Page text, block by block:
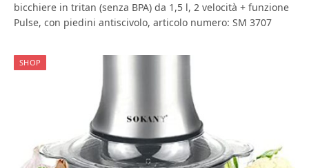
bicchiere in tritan (senza BPA) da 1,5 l, 2 velocità + funzione
Pulse, con piedini antiscivolo, articolo numero: SM 3707
SHOP